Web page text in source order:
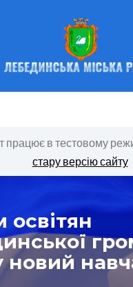
працює в тестовому
стару версію сайту
новий